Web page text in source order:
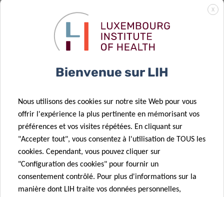
Tatiana Michel
X
Bienvenue sur LIH
Nous utilisons des cookies sur notre site Web pour vous
offrir l'expérience la plus pertinente en mémorisant vos
préférences et vos visites répétées. En cliquant sur
"Accepter tout", vous consentez à l'utilisation de TOUS les
cookies. Cependant, vous pouvez cliquer sur
"Configuration des cookies" pour fournir un
consentement contrôlé. Pour plus d'informations sur la
manière dont LIH traite vos données personnelles,